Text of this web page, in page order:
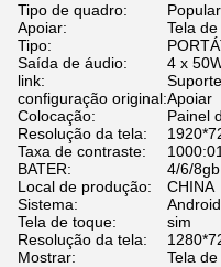
Tipo de quadro:
Popular
Apoiar:
Tela
Tipo:
Saída de áudio:
4 x
link:
configuração original:Apoiar
Colocação:
Painel
Resolução da tela:
Taxa de contraste:
BATER:
4/6/8gb
Local de produção:
CHINA
Sistema:
Android
Tela de toque:
sim
Resolução da tela:
Mostrar:
Tela